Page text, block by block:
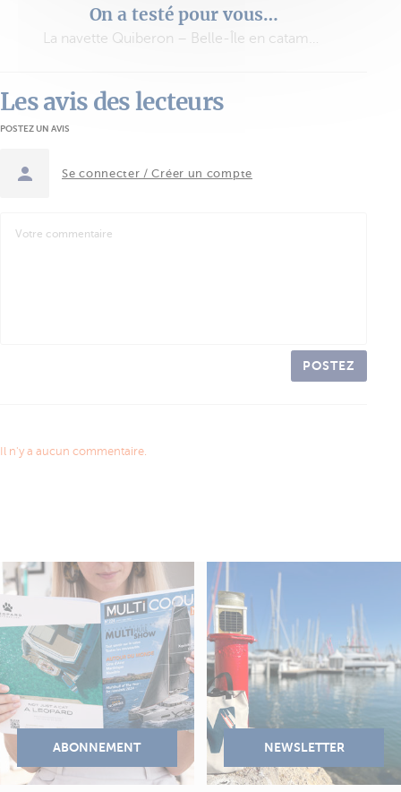
On a testé pour vous…
La navette Quiberon – Belle-Île en catamaran à voile
Les avis des lecteurs
POSTEZ UN AVIS
Se connecter / Créer un compte
POSTEZ
Il n'y a aucun commentaire.